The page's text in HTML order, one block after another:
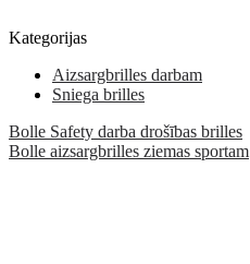
Kategorijas
Aizsargbrilles darbam
Sniega brilles
Bolle Safety darba drošības brilles
Bolle aizsargbrilles ziemas sportam